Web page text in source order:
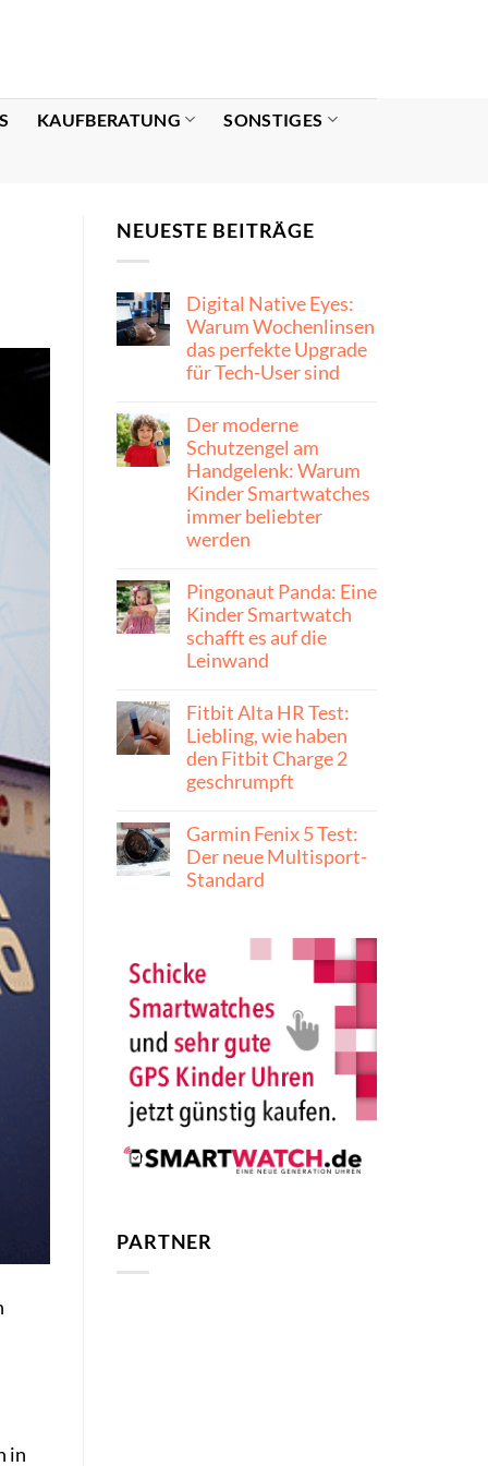
KAUFBERATUNG SONSTIGES
in
NEUESTE BEITRÄGE
Digital Native Eyes:
Warum Wochenlinsen
das perfekte Upgrade
für Tech-User sind
Der moderne
Schutzengel am
Handgelenk: Warum
Kinder Smartwatches
immer beliebter
werden
Pingonaut Panda: Eine
Kinder Smartwatch
schafft es auf die
Leinwand
Fitbit Alta HR Test:
Liebling, wie haben
den Fitbit Charge 2
geschrumpft
Garmin Fenix 5 Test:
Der neue Multisport-
Standard
PARTNER